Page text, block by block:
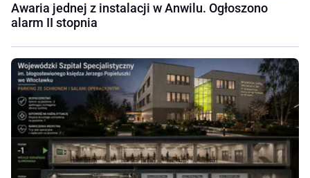
Awaria jednej z instalacji w Anwilu. Ogłoszono
alarm II stopnia